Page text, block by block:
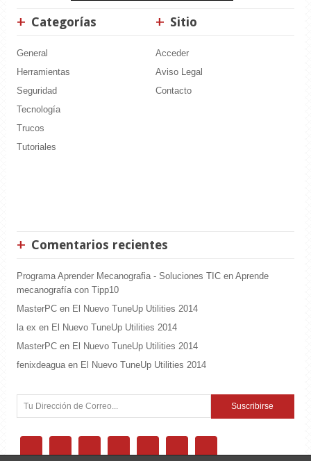
Categorías
General
Herramientas
Seguridad
Tecnología
Trucos
Tutoriales
Sitio
Acceder
Aviso Legal
Contacto
Comentarios recientes
Programa Aprender Mecanografia - Soluciones TICen Aprende
mecanografía con Tipp10
MasterPCen El Nuevo TuneUp Utilities 2014
la ex en El Nuevo TuneUp Utilities 2014
MasterPCen El Nuevo TuneUp Utilities 2014
fenixdeaguaen El Nuevo TuneUp Utilities 2014